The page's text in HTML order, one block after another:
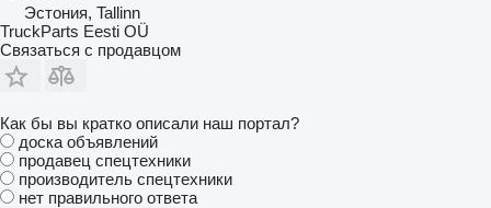
Эстония, Tallinn
TruckParts Eesti OÜ
Связаться с продавцом
Как бы вы кратко описали наш портал?
доска объявлений
продавец спецтехники
производитель спецтехники
нет правильного ответа